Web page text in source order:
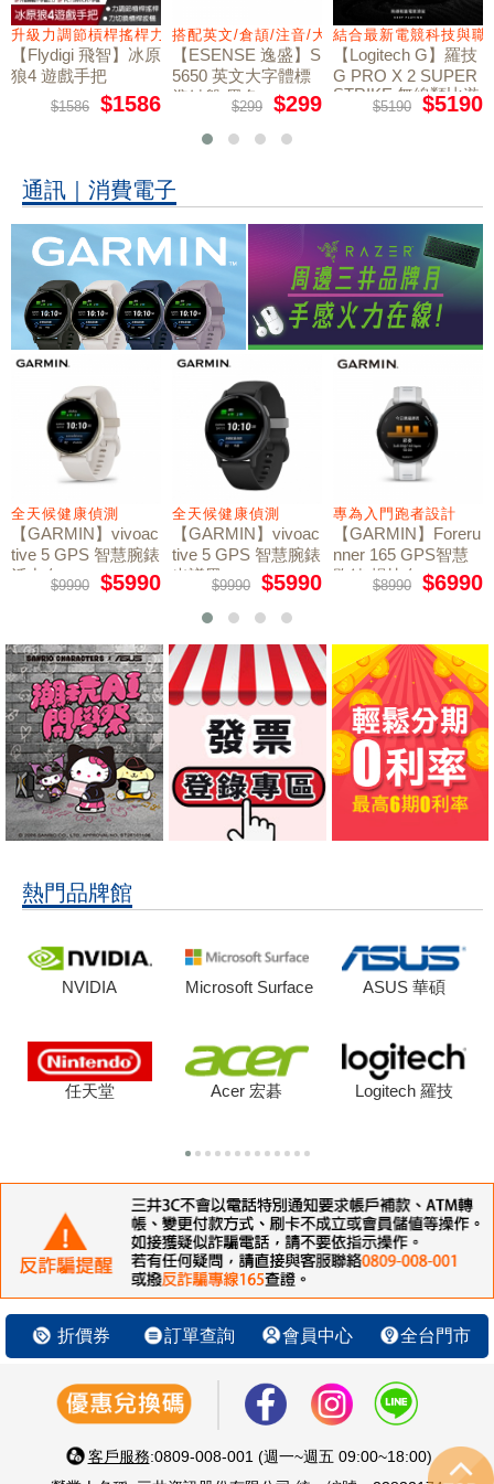
墊
升級力調節槓桿搖桿力切換扳機
【Flydigi 飛智】冰原
狼4 遊戲手把
$1586 $1586
搭配英文/倉頡/注音/大易
【ESENSE 逸盛】S
5650 英文大字體標
準鍵盤 黑色
$299 $299
結合最新電競科技與
【Logitech G】羅技
G PRO X 2 SUPER
STRIKE 無線類比遊
戲滑鼠$5190 $5190
通訊｜消費電子
全天候健康偵測
【GARMIN】vivoac
tive 5 GPS 智慧腕錶
活力白
$9990 $5990
全天候健康偵測
【GARMIN】vivoac
tive 5 GPS 智慧腕錶
光譜黑
$9990 $5990
專為入門跑者設計
【GARMIN】Foreru
nner 165 GPS智慧
跑錶 暢快白
$8990 $6990
熱門品牌館
NVIDIA Microsoft Surface ASUS 華碩
任天堂 Acer 宏碁 Logitech 羅技
折價券 訂單查詢 會員中心 全台門市
客戶服務:0809-008-001 (週一~週五 09:00~18:00)